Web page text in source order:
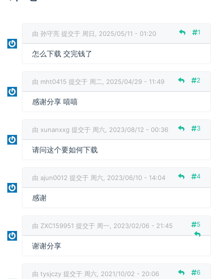
由 孙守亮 提交于 周日, 2025/05/11 - 01:20 1
怎么下载 交完钱了
由 mht0415 提交于 周二, 2025/04/29 - 11:49 2
感谢分享 嘻嘻
由 xunanxxg 提交于 周六, 2023/08/12 - 00:36 3
请问这个要如何下载
由 ajun0012 提交于 周六, 2023/06/10 - 14:04 4
感谢
由 ZXC159951 提交于 周一, 2023/02/06 - 21:45 5
谢谢分享
由 tysjczy 提交于 周六, 2021/10/02 - 20:06 6